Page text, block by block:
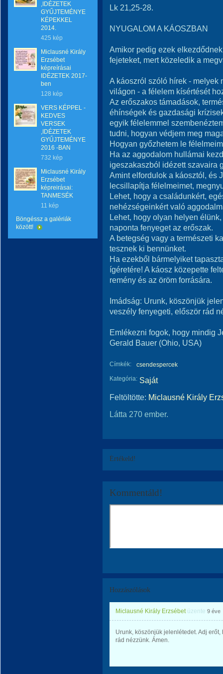
,IDÉZETEK
GYŰJTEMÉNYE
KÉPEKKEL
2014.
425 kép
Miclausné Király
Erzsébet
képreírásai
IDÉZETEK 2017-
ben
128 kép
VERS KÉPPEL -
KEDVES
VERSEK
,IDÉZETEK
GYŰJTEMÉNYE
2016 -BAN
732 kép
Miclausné Király
Erzsébet
képreirásai:
TANMESÉK
11 kép
Böngéssz a galériák
között!
Lk 21,25-28.
NYUGALOM A KÁOSZBAN
Amikor pedig ezek
fejeteket, mert közeledik a
A káoszról szóló hírek - melyek
világon - a félelem kísértését
Az erőszakos támadások,
éhínségek és gazdasági
egyik félelemmel
tudni, hogyan védjem meg
Hogyan győzhetem le
Ha az aggodalom hullámai
igeszakaszból idézett szavaira
Amint elfordulok a káosztól, és
lecsillapítja félelmeimet,
Lehet, hogy a családunkért,
nehézségeinkért való
Lehet, hogy olyan helyen
naponta fenyeget az erőszak.
A betegség vagy a természeti
tesznek ki bennünket.
Ha ezekből bármelyiket
ígéretére! A káosz közepette
remény és az öröm forrására.
Imádság: Urunk, köszönjük
veszély fenyegeti, először rád
Emlékezni fogok, hogy mindig
Gerald Bauer (Ohio, USA)
Címkék:
csendespercek
Kategória: Saját
Feltöltötte: Miclausné Király
Látta 270 ember.
Értékeld!
Kommentáld!
Hozzászólások
Miclausné Király Erzsébetüzente 9 éve
Urunk, köszönjük jelenlétedet. Adj
rád nézzünk. Ámen.